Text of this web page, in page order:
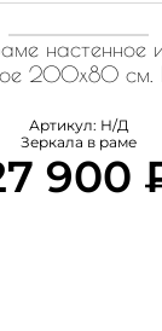
настенное
200х80 см.
Артикул: Н/Д
Зеркала в раме
900